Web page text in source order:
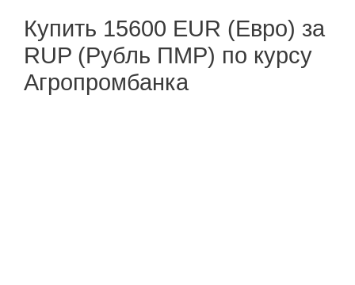
Купить 15600 EUR (Евро) за
RUP (Рубль ПМР) по курсу
Агропромбанка